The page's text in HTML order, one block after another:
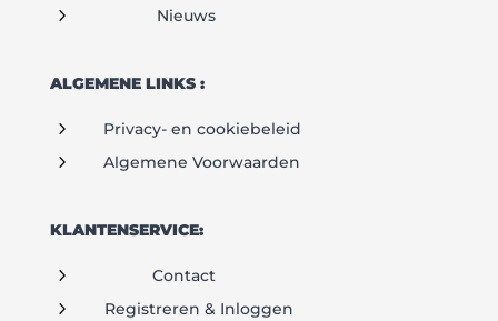
5 Nieuws
ALGEMENE LINKS :
5 Privacy- en cookiebeleid
5 Algemene Voorwaarden
KLANTENSERVICE:
5 Contact
5 Registreren & Inloggen